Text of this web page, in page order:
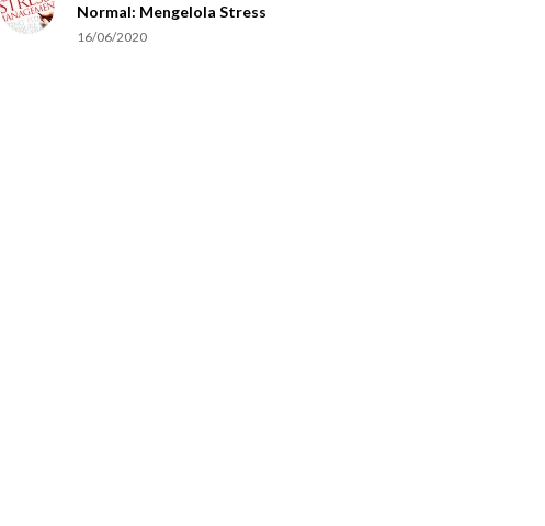
Normal: Mengelola Stress
16/06/2020